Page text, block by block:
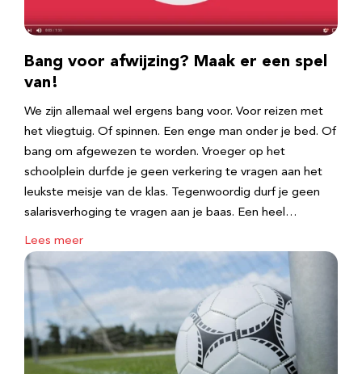
Bang voor afwijzing? Maak er een spel
van!
We zijn allemaal wel ergens bang voor. Voor reizen met
het vliegtuig. Of spinnen. Een enge man onder je bed. Of
bang om afgewezen te worden. Vroeger op het
schoolplein durfde je geen verkering te vragen aan het
leukste meisje van de klas. Tegenwoordig durf je geen
salarisverhoging te vragen aan je baas. Een heel…
Lees meer